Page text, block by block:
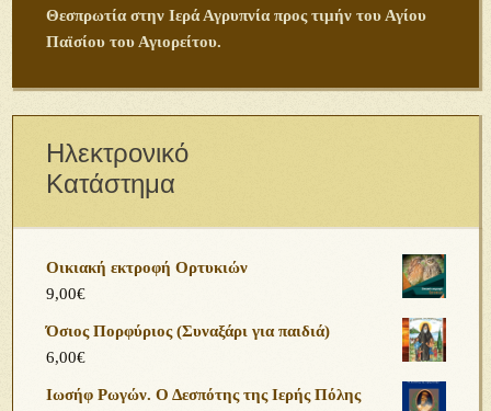
Θεσπρωτία στην Ιερά Αγρυπνία προς τιμήν του Αγίου
Παϊσίου του Αγιορείτου.
Ηλεκτρονικό
Κατάστημα
Οικιακή εκτροφή Ορτυκιών
9,00€
Όσιος Πορφύριος (Συναξάρι για παιδιά)
6,00€
Ιωσήφ Ρωγών. Ο Δεσπότης της Ιερής Πόλης